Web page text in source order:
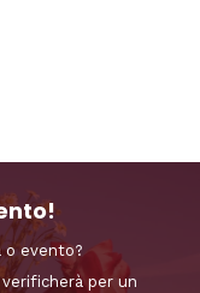
o evento?
per un